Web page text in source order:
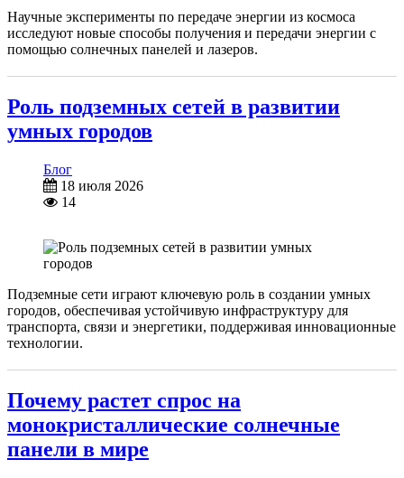
Научные эксперименты по передаче энергии из космоса
исследуют новые способы получения и передачи энергии с
помощью солнечных панелей и лазеров.
Роль подземных сетей в развитии
умных городов
Блог
18 июля 2026
14
Подземные сети играют ключевую роль в создании умных
городов, обеспечивая устойчивую инфраструктуру для
транспорта, связи и энергетики, поддерживая инновационные
технологии.
Почему растет спрос на
монокристаллические солнечные
панели в мире